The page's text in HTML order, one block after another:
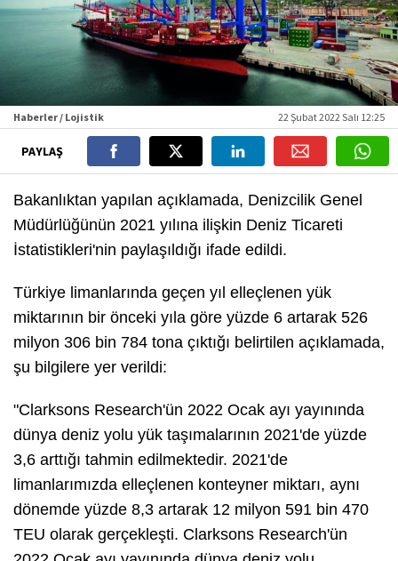
Haberler / Lojistik 22 Şubat 2022 Salı 12:25
PAYLAŞ
Bakanlıktan yapılan açıklamada, Denizcilik Genel
Müdürlüğünün 2021 yılına ilişkin Deniz Ticareti
İstatistikleri'nin paylaşıldığı ifade edildi.
Türkiye limanlarında geçen yıl elleçlenen yük
miktarının bir önceki yıla göre yüzde 6 artarak 526
milyon 306 bin 784 tona çıktığı belirtilen açıklamada,
şu bilgilere yer verildi:
"Clarksons Research'ün 2022 Ocak ayı yayınında
dünya deniz yolu yük taşımalarının 2021'de yüzde
3,6 arttığı tahmin edilmektedir. 2021'de
limanlarımızda elleçlenen konteyner miktarı, aynı
dönemde yüzde 8,3 artarak 12 milyon 591 bin 470
TEU olarak gerçekleşti. Clarksons Research'ün